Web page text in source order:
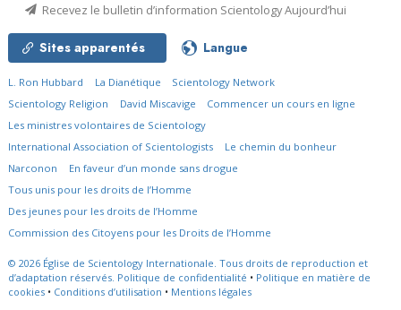
Recevez le bulletin d’information Scientology Aujourd’hui
Sites apparentés Langue
L. Ron Hubbard La Dianétique
Scientology Network
Scientology Religion
David Miscavige
Commencer un cours en ligne
Les ministres volontaires de Scientology
International Association of Scientologists
Le chemin du bonheur
Narconon
En faveur d’un monde sans drogue
Tous unis pour les droits de l’Homme
Des jeunes pour les droits de l’Homme
Commission des Citoyens pour les Droits de l’Homme
© 2026 Église de Scientology Internationale. Tous droits de reproduction et
d’adaptation réservés. Politique de confidentialité • Politique en matière de
cookies • Conditions d’utilisation • Mentions légales